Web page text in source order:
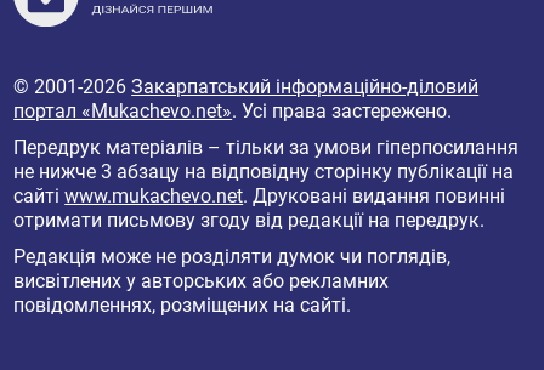
© 2001-2026Закарпатський інформаційно-діловий
портал «Mukachevo.net». Усі права застережено.
Передрук матеріалів – тільки за умови гіперпосилання
не нижче 3 абзацу на відповідну сторінку публікації на
сайтіwww.mukachevo.net. Друковані видання повинні
отримати письмову згоду від редакції на передрук.
Редакція може не розділяти думок чи поглядів,
висвітлених у авторських або рекламних
повідомленнях, розміщених на сайті.